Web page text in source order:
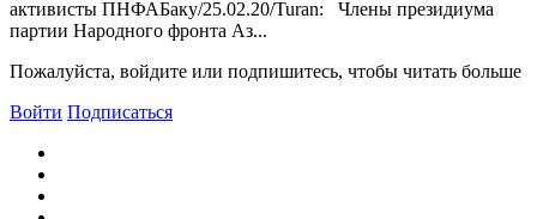
активисты ПНФАБаку/25.02.20/Turan: Члены президиума
партии Народного фронта Аз...
Пожалуйста, войдите или подпишитесь, чтобы читать больше
Войти Подписаться